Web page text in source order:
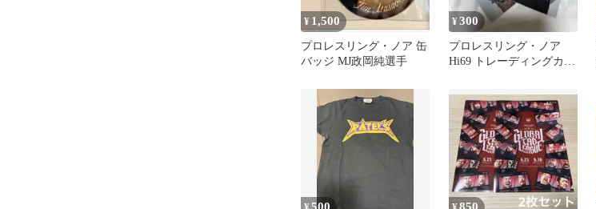
¥ 1,500
プロレスリング・ノア 缶
バッジ MJ政岡純選手
¥300
プロレスリング・ノア
Hi69 トレーディングカー
500 850